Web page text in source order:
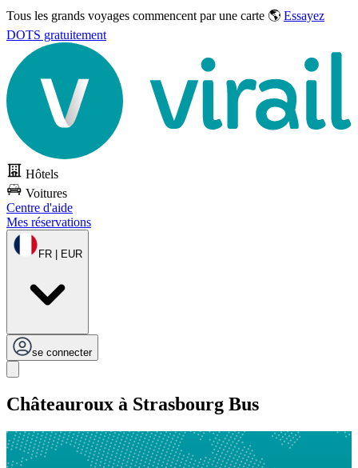
Tous les grands voyages commencent par une carte 🌎 Essayez
DOTS gratuitement
Hôtels
Voitures
Centre d'aide
Mes réservations
FR | EUR
se connecter
Châteauroux à Strasbourg Bus